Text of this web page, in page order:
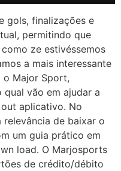
gols, finalizações e
permitindo que
ze estivéssemos
a mais interessante
o Major Sport,
qual vão em ajudar a
aplicativo. No
relevância de baixar o
um guia prático em
load. O Marjosports
de crédito/débito